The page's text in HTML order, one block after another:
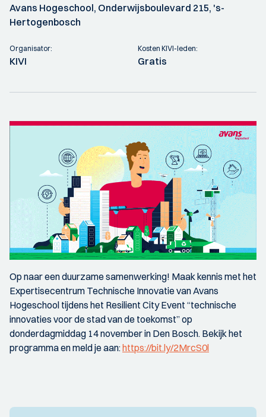
Avans Hogeschool, Onderwijsboulevard 215, 's-
Hertogenbosch
Organisator:
KIVI
Kosten KIVI-leden:
Gratis
Op naar een duurzame samenwerking! Maak kennis met het
Expertisecentrum Technische Innovatie van Avans
Hogeschool tijdens het Resilient City Event “technische
innovaties voor de stad van de toekomst” op
donderdagmiddag 14 november in Den Bosch. Bekijk het
programma en meld je aan:https://bit.ly/2MrcS0l